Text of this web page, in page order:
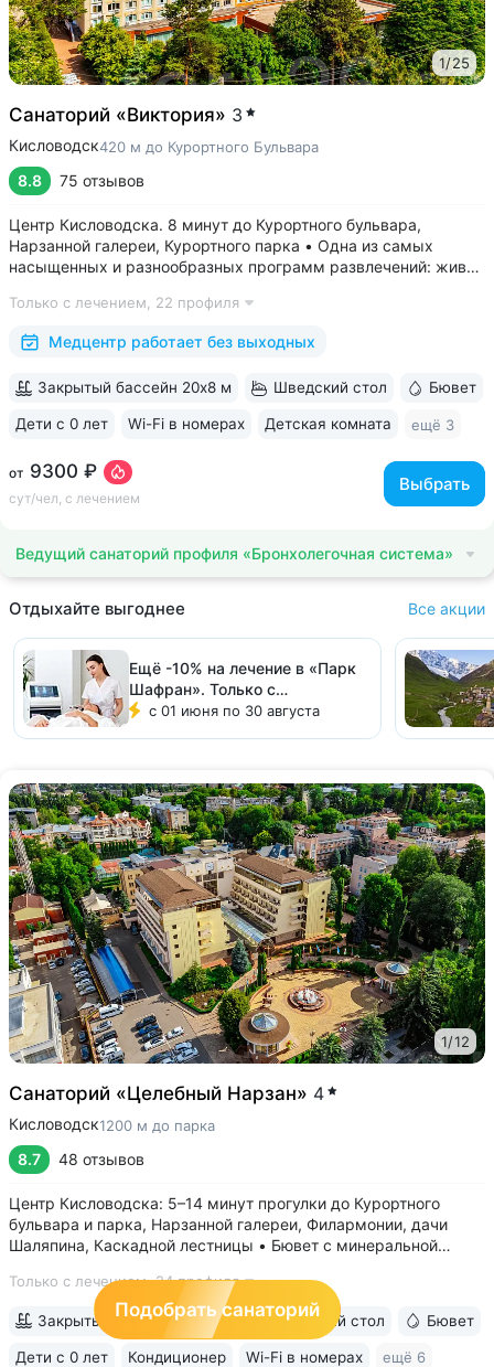
1/25
Санаторий «Виктория» 3
Кисловодск420 м до Курортного Бульвара
8.8 75 отзывов
Центр Кисловодска. 8 минут до Курортного бульвара,
Нарзанной галереи, Курортного парка • Одна из самых
насыщенных и разнообразных программ развлечений: живая
стендап, мастер-классы по рисованию «эбру» и танцам
(бачата, восточные танцы)....
Только с лечением, 22 профиля
Медцентр работает без выходных
от 9300 ₽
сут/чел, с лечением
Выбрать
Закрытый бассейн 20х8 м Шведский стол Бювет
Дети с 0 лет Wi-Fi в номерах Детская комната ещё 3
Ведущий санаторий профиля «Бронхолегочная система»
Отдыхайте выгоднее Все акции
Ещё -10% на лечение в «Парк
Шафран». Только с
Курорт26.ру!
с 01 июня по 30 августа
1/12
Санаторий «Целебный Нарзан» 4
Кисловодск1200 м до парка
8.7 48 отзывов
Центр Кисловодска: 5–14 минут прогулки до Курортного
бульвара и парка, Нарзанной галереи, Филармонии, дачи
Шаляпина, Каскадной лестницы • Бювет с минеральной
«Славяновская» (Железноводск), «Ессентуки № 4» •
Красивая территория с зелеными скульптурами,...
Только с лечением, 24 профиля
Закрытый бассейн 16х8 м Шведский стол Бювет
Дети с 0 лет Кондиционер Wi-Fi в номерах ещё 6
Подобрать санаторий